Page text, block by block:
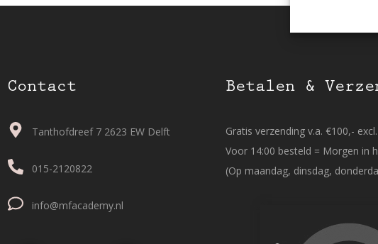
Contact
Tanthofdreef 7 2623 EW Delft
015-2120822
info@mfacademy.nl
Betalen &
Gratis verzending v.a. €100,-
Voor 14:00 besteld = Morgen in
(Op maandag, dinsdag,